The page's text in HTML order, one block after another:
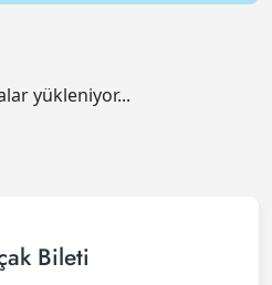
yükleniyor...
Bileti